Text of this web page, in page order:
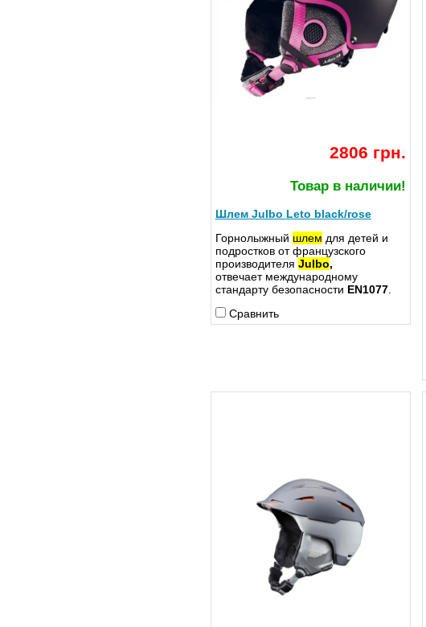
2806 грн.
Товар в наличии!
Шлем Julbo Leto black/rose
Горнолыжный шлем для детей и
подростков от французского
производителя Julbo,
отвечает международному
стандарту безопасности EN1077.
Сравнить